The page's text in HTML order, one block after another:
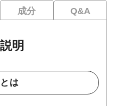
明
は
成分 Q&A